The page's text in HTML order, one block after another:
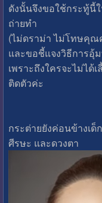
ดังนั้นจึงขอใช้กระทู้นี้
ถ่ายทำ
(ไม่ดราม่า ไม่โทษคุณ
และขอชี้แจงวิธีการอุ้
เพราะถึงใครจะไม่ได้
ติดตัวค่ะ
กระต่ายยังค่อนข้างเด็
ศีรษะ และดวงตา